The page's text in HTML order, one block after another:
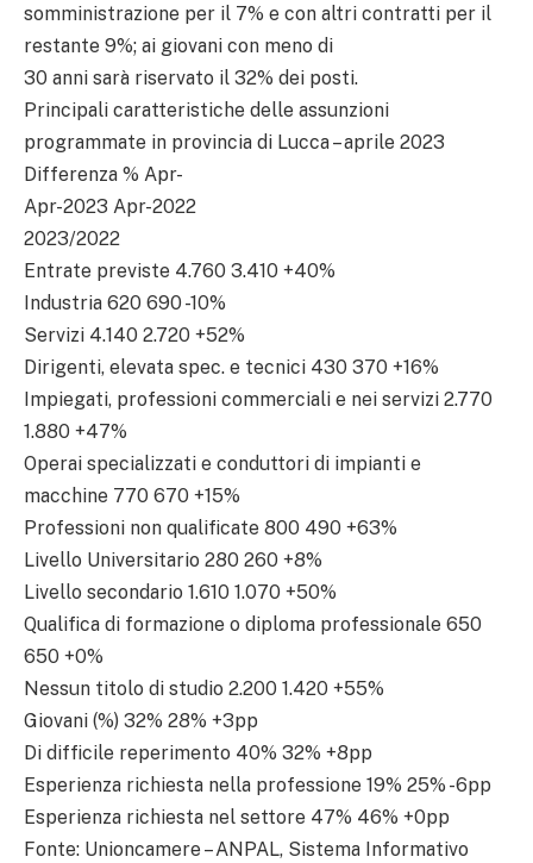
somministrazione per il 7% e con altri contratti per il
restante 9%; ai giovani con meno di
30 anni sarà riservato il 32% dei posti.
Principali caratteristiche delle assunzioni
programmate in provincia di Lucca – aprile 2023
Differenza % Apr-
Apr-2023 Apr-2022
2023/2022
Entrate previste 4.760 3.410 +40%
Industria 620 690 -10%
Servizi 4.140 2.720 +52%
Dirigenti, elevata spec. e tecnici 430 370 +16%
Impiegati, professioni commerciali e nei servizi 2.770
1.880 +47%
Operai specializzati e conduttori di impianti e
macchine 770 670 +15%
Professioni non qualificate 800 490 +63%
Livello Universitario 280 260 +8%
Livello secondario 1.610 1.070 +50%
Qualifica di formazione o diploma professionale 650
650 +0%
Nessun titolo di studio 2.200 1.420 +55%
Giovani (%) 32% 28% +3pp
Di difficile reperimento 40% 32% +8pp
Esperienza richiesta nella professione 19% 25% -6pp
Esperienza richiesta nel settore 47% 46% +0pp
Fonte: Unioncamere – ANPAL, Sistema Informativo